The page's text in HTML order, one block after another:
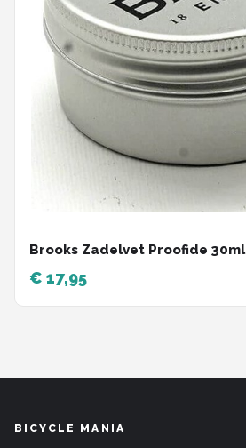
Brooks Zadelvet Proofide 30ml
€ 17,95
BICYCLE MANIA